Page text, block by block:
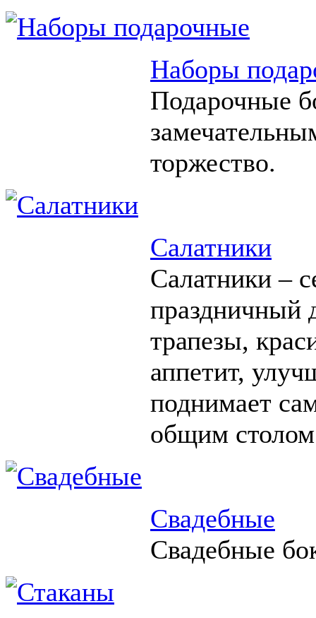
Наборы
Подарочные
торжество.
Салатники
Салатники –
праздничный
трапезы,
аппетит,
поднимает
общим
Свадебные
Свадебные